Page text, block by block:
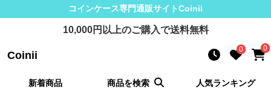
コインケース専門通販サイトCoinii
10,000円以上のご購入で送料無料
Coinii 0 0
新着商品 商品を検索 人気ランキング